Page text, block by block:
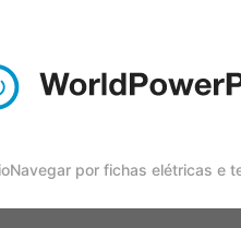
Navegar por fichas elétricas e